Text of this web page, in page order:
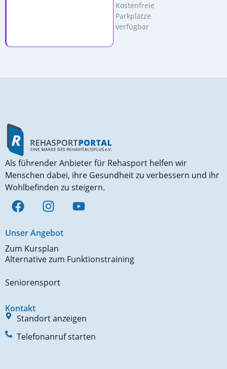
Kostenfreie
Parkplätze
verfügbar
Als führender Anbieter für Rehasport helfen wir
Menschen dabei, ihre Gesundheit zu verbessern und ihr
Wohlbefinden zu steigern.
Unser Angebot
Zum Kursplan
Alternative zum Funktionstraining
Seniorensport
Kontakt
Standort anzeigen
Telefonanruf starten